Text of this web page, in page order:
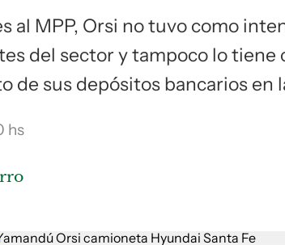
al MPP, Orsi no tuvo como
del sector y tampoco lo tiene
de sus depósitos bancarios en
hs